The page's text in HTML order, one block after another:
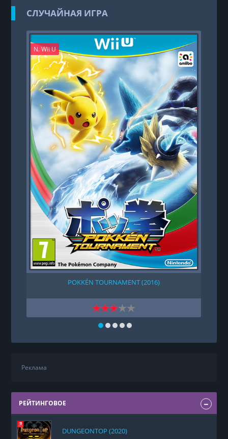
СЛУЧАЙНАЯ ИГРА
N. Wii U
POKKÉN TOURNAMENT (2016)
Реклама
РЕЙТИНГОВОЕ
DUNGEONTOP (2020)